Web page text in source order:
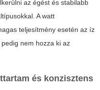
az égést és stabilabb
A watt
teljesítmény esetén az íz
nem hozza ki az
és konzisztens